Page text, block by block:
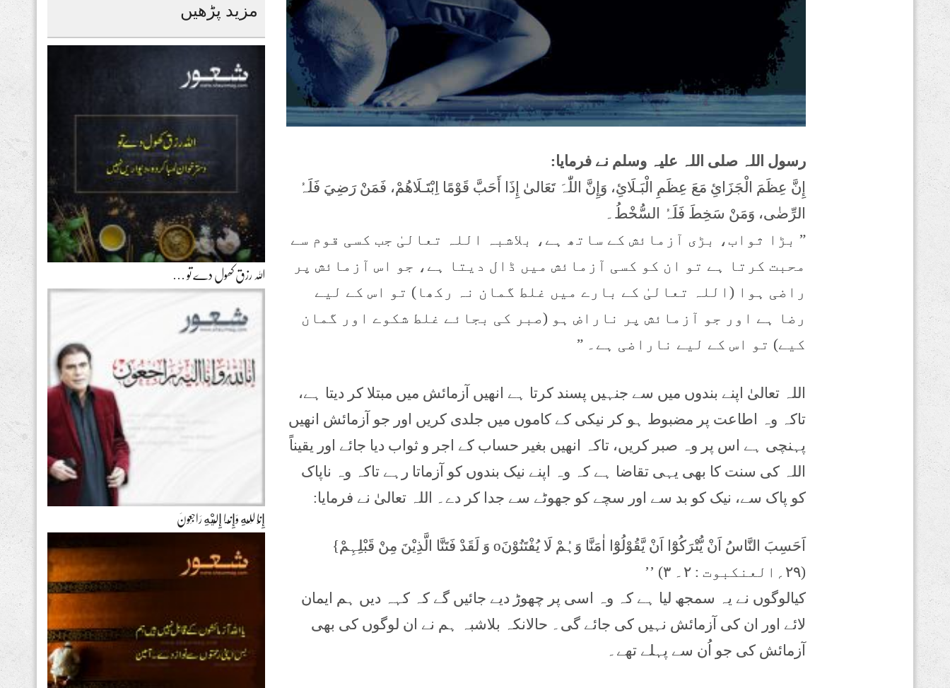
رسول اللہ صلی اللہ علیہ وسلم نے فرمایا:
إِنَّ عِظَمَ الْجَزَائِ مَعَ عِظَمِ الْبَـلَائِ، وَإِنَّ اللّٰہَ تَعَالیٰ إِذَا أَحَبَّ قَوْمًا اِبْتَـلَاھُمْ، فَمَنْ رَضِيَ فَلَہُ
الرِّضٰی، وَمَنْ سَخِطَ فَلَہُ السُّخْطُ۔
” بڑا ثواب، بڑی آزمائش کے ساتھ ہے، بلاشبہ اللہ تعالیٰ جب کسی قوم سے
محبت کرتا ہے تو ان کو کسی آزمائش میں ڈال دیتا ہے، جو اس آزمائش پر
راضی ہوا (اللہ تعالیٰ کے بارے میں غلط گمان نہ رکھا) تو اس کے لیے
رضا ہے اور جو آزمائش پر ناراض ہو (صبر کی بجائے غلط شکوے اور گمان
کیے) تو اس کے لیے ناراضی ہے۔ ”
اللہ تعالیٰ اپنے بندوں میں سے جنہیں پسند کرتا ہے انھیں آزمائش میں مبتلا کر دیتا ہے،
تاکہ وہ اطاعت پر مضبوط ہو کر نیکی کے کاموں میں جلدی کریں اور جو آزمائش انھیں
پہنچی ہے اس پر وہ صبر کریں، تاکہ انھیں بغیر حساب کے اجر و ثواب دیا جائے اور یقیناً
اللہ کی سنت کا بھی یہی تقاضا ہے کہ وہ اپنے نیک بندوں کو آزماتا رہے تاکہ وہ ناپاک
کو پاک سے، نیک کو بد سے اور سچے کو جھوٹے سے جدا کر دے۔ اللہ تعالیٰ نے فرمایا:
اَحَسِبَ النَّاسُ اَنْ یُّتْرَکُوْٓا اَنْ یَّقُوْلُوْٓا اٰمَنَّا وَہُمْ لَا یُفْتَنُوْنَo وَ لَقَدْ فَتَنَّا الَّذِیْنَ مِنْ قَبْلِہِمْ}
(۲۹؍العنکبوت : ۲۔ ۳) ’’
کیالوگوں نے یہ سمجھ لیا ہے کہ وہ اسی پر چھوڑ دیے جائیں گے کہ کہہ دیں ہم ایمان
لائے اور ان کی آزمائش نہیں کی جائے گی۔ حالانکہ بلاشبہ ہم نے ان لوگوں کی بھی
آزمائش کی جو اُن سے پہلے تھے۔
مزید پڑھیں
اللہ رزق کھول دے تو …
إِنَّا لِلّهِ وَإِنَّـا إِلَيْهِ رَاجِعونَ